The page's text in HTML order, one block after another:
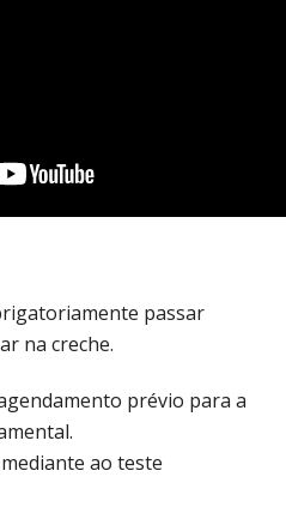
passar
na creche.
prévio para a
ao teste